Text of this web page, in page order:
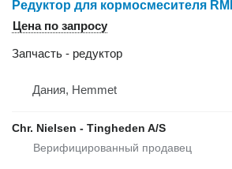
Редуктор для кормосмесителя
Цена по запросу
Запчасть - редуктор
Дания, Hemmet
Chr. Nielsen - Tingheden A/S